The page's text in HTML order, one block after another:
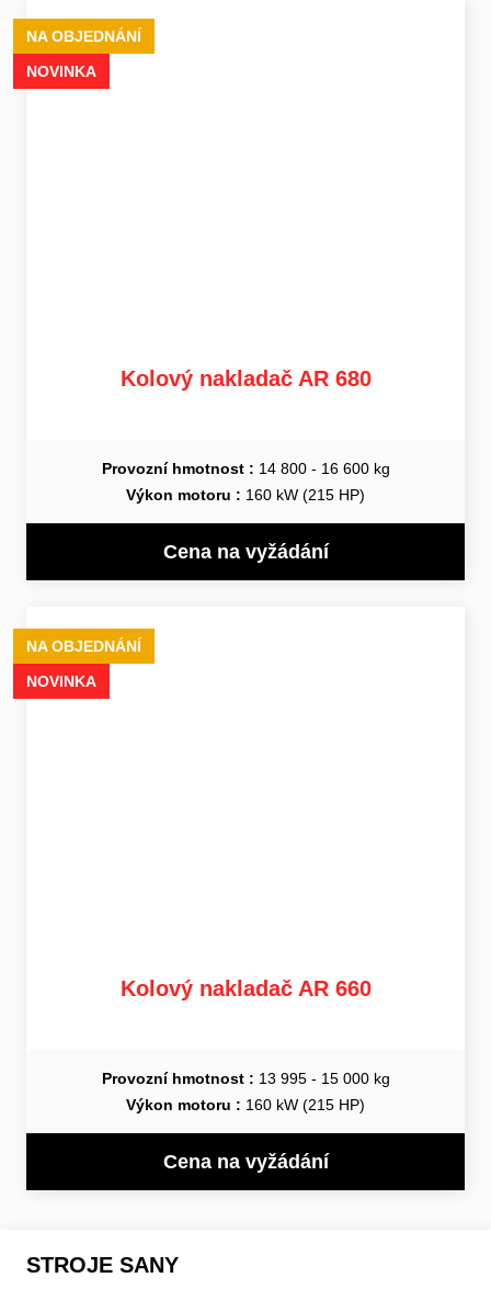
NA OBJEDNÁNÍ
NOVINKA
Kolový nakladač AR 680
Provozní hmotnost : 14 800 - 16 600 kg
Výkon motoru : 160 kW (215 HP)
Cena na vyžádání
NA OBJEDNÁNÍ
NOVINKA
Kolový nakladač AR 660
Provozní hmotnost : 13 995 - 15 000 kg
Výkon motoru : 160 kW (215 HP)
Cena na vyžádání
STROJE SANY